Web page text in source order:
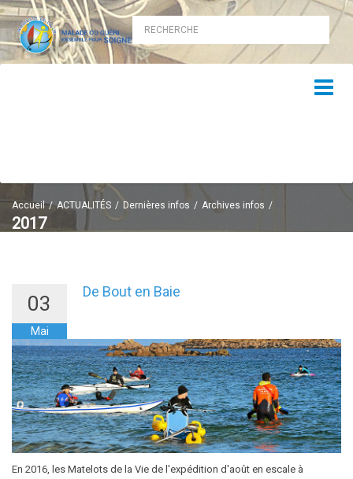
Accueil ACTUALITÉS Dernières infos Archives infos
2017
03
Mai
De Bout en Baie
En 2016, les Matelots de la Vie de l'expédition d'août en escale à